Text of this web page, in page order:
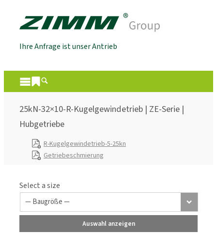
Ihre Anfrage ist unser Antrieb
25kN-32×10-R-Kugelgewindetrieb | ZE-Serie |
Hubgetriebe
R-Kugelgewindetrieb-5-25kn
Getriebeschmierung
Select a size
Auswahl anzeigen